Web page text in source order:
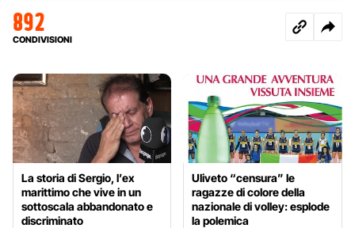
892
CONDIVISIONI
La storia di Sergio, l’ex
marittimo che vive in un
sottoscala abbandonato e
discriminato
Uliveto “censura” le
ragazze di colore della
nazionale di volley: esplode
la polemica